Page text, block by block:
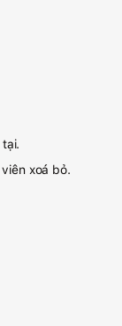
xoá bỏ.